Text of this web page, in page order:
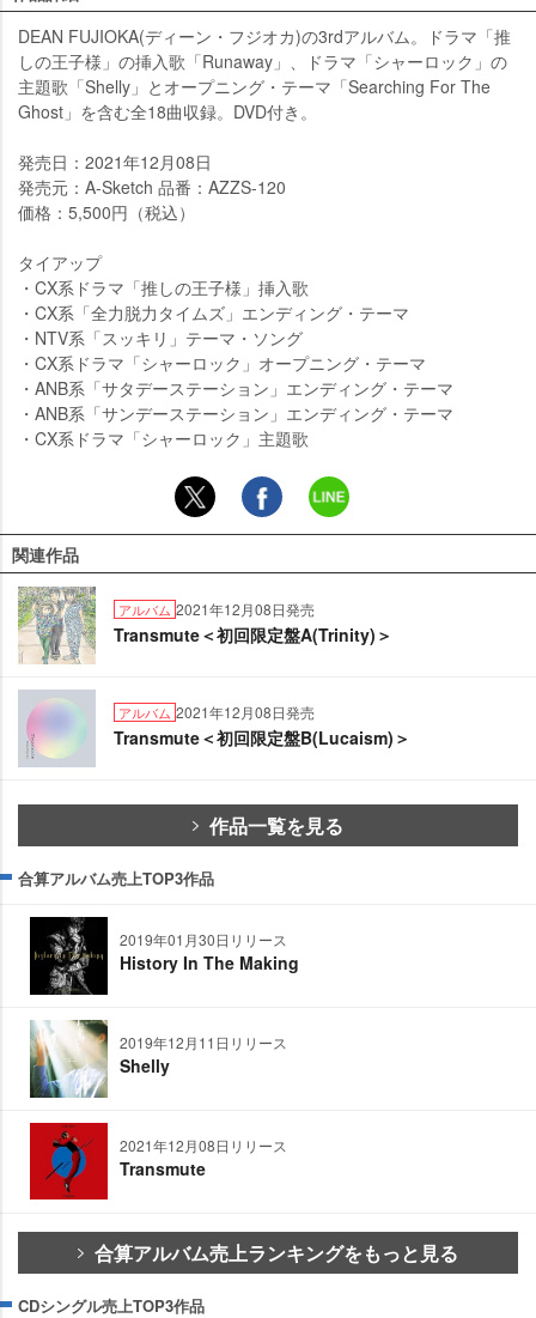
DEAN FUJIOKA(ディーン・フジオカ)の3rdアルバム。ドラマ「推
しの王子様」の挿入歌「Runaway」、ドラマ「シャーロック」の
主題歌「Shelly」とオープニング・テーマ「Searching For The
Ghost」を含む全18曲収録。DVD付き。
発売日：2021年12月08日
発売元：A-Sketch 品番：AZZS-120
価格：5,500円（税込）
タイアップ
・CX系ドラマ「推しの王子様」挿入歌
・CX系「全力脱力タイムズ」エンディング・テーマ
・NTV系「スッキリ」テーマ・ソング
・CX系ドラマ「シャーロック」オープニング・テーマ
・ANB系「サタデーステーション」エンディング・テーマ
・ANB系「サンデーステーション」エンディング・テーマ
・CX系ドラマ「シャーロック」主題歌
関連作品
アルバム 2021年12月08日発売
Transmute＜初回限定盤A(Trinity)＞
アルバム 2021年12月08日発売
Transmute＜初回限定盤B(Lucaism)＞
作品一覧を見る
合算アルバム売上TOP3作品
2019年01月30日リリース
History In The Making
2019年12月11日リリース
Shelly
2021年12月08日リリース
Transmute
合算アルバム売上ランキングをもっと見る
CDシングル売上TOP3作品